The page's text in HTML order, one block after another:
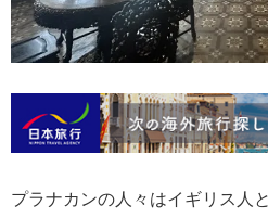
プラナカンの人々はイギリス人